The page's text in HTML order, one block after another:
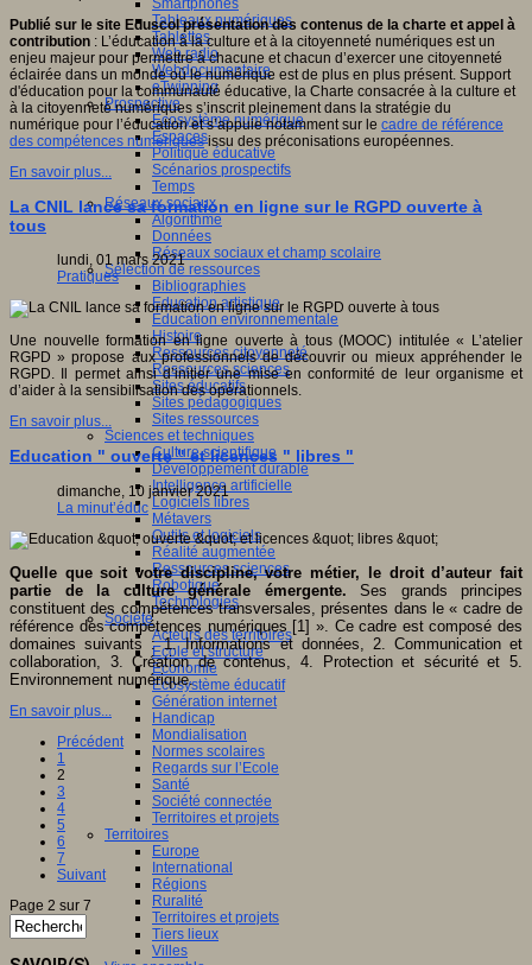
Smartphones
Tableaux numériques
Tablettes
Web radio
Webdocumentaire
eTwinning
Prospective
Ecosystème numérique
Espaces
Politique éducative
Scénarios prospectifs
Temps
Réseaux sociaux
Algorithme
Données
Réseaux sociaux et champ scolaire
Sélection de ressources
Bibliographies
Education artistique
Education environnementale
Histoire
Ressources citoyenneté
Ressources sciences
Sites éducatifs
Sites pédagogiques
Sites ressources
Sciences et techniques
Culture scientifique
Développement durable
Intelligence artificielle
Logiciels libres
Métavers
Outils et logiciels
Réalité augmentée
Ressources sciences
Robotique
Technologies
Société
Acteurs des territoires
Ecole et structure
Economie
Ecosystème éducatif
Génération internet
Handicap
Mondialisation
Normes scolaires
Regards sur l’Ecole
Santé
Société connectée
Territoires et projets
Territoires
Europe
International
Régions
Ruralité
Territoires et projets
Tiers lieux
Villes
Publié sur le site Eduscol présentation des contenus de la charte et appel à
contribution : L’éducation à la culture et à la citoyenneté numériques est un
enjeu majeur pour permettre à chacune et chacun d’exercer une citoyenneté
éclairée dans un monde où le numérique est de plus en plus présent. Support
d'éducation pour la communauté éducative, la Charte consacrée à la culture et
à la citoyenneté numériques s’inscrit pleinement dans la stratégie du
numérique pour l’éducation et s’appuie notamment sur le cadre de référence
des compétences numériquesissu des préconisations européennes.
En savoir plus...
La CNIL lance sa formation en ligne sur le RGPD ouverte à
tous
lundi, 01 mars 2021
Pratiques
Une nouvelle formation en ligne ouverte à tous (MOOC) intitulée « L’atelier
RGPD » propose aux professionnels de découvrir ou mieux appréhender le
RGPD. Il permet ainsi d’initier une mise en conformité de leur organisme et
d’aider à la sensibilisation des opérationnels.
En savoir plus...
Education " ouverte " et licences " libres "
dimanche, 10 janvier 2021
La minut’éduc
Quelle que soit votre discipline, votre métier, le droit d’auteur fait
partie de la culture générale émergente. Ses grands principes
constituent des compétences transversales, présentes dans le « cadre de
référence des compétences numériques [1] ». Ce cadre est composé des
domaines suivants : 1. Informations et données, 2. Communication et
collaboration, 3. Création de contenus, 4. Protection et sécurité et 5.
Environnement numérique.
En savoir plus...
Précédent
1
2
3
4
5
6
7
Suivant
Page 2 sur 7